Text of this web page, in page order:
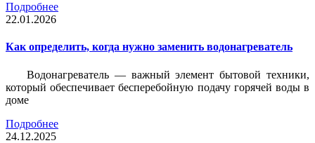
Подробнее
22.01.2026
Как определить, когда нужно заменить водонагреватель
Водонагреватель — важный элемент бытовой техники,
который обеспечивает бесперебойную подачу горячей воды в
доме
Подробнее
24.12.2025